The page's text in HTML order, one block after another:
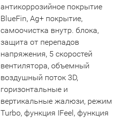
антикоррозийное покрытие
BlueFin, Ag+ покрытие,
самоочистка внутр. блока,
защита от перепадов
напряжения, 5 скоростей
вентилятора, объемный
воздушный поток 3D,
горизонтальные и
вертикальные жалюзи, режим
Turbo, функция IFeel, функция